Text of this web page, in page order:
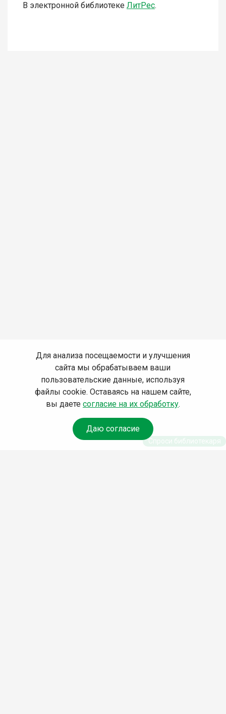
В электронной библиотеке ЛитРес.
Для анализа посещаемости и улучшения
сайта мы обрабатываем ваши
пользовательские данные, используя
файлы cookie. Оставаясь на нашем сайте,
вы даете согласие на их обработку.
Даю согласие
Спроси библиотекаря